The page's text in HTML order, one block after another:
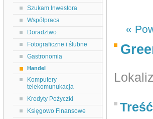
Szukam Inwestora
Współpraca
Doradztwo
Fotograficzne i ślubne
Gastronomia
Handel
Komputery
telekomunukacja
Kredyty Pożyczki
Księgowo Finansowe
«